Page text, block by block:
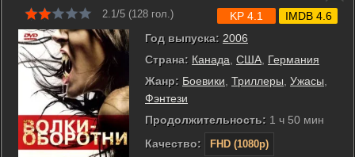
2.1/5 (128 гол.)
Год выпуска: 2006
Страна: Канада США Германия
Жанр: Боевики Триллеры Ужасы
Фэнтези
Продолжительность: 1 ч 50 мин
Качество:
FHD (1080p)
KP 4.1 IMDB 4.6